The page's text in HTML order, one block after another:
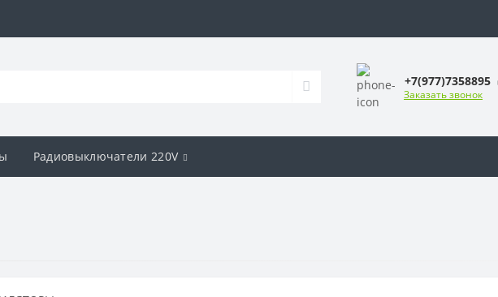
+7(977)7358895
Заказать звонок
Радиовыключатели 220V